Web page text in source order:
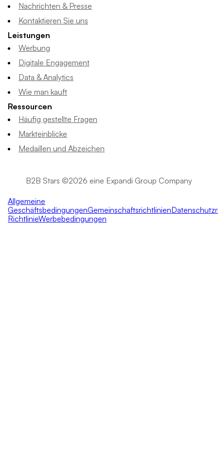
Nachrichten & Presse
Kontaktieren Sie uns
Leistungen
Werbung
Digitale Engagement
Data & Analytics
Wie man kauft
Ressourcen
Häufig gestellte Fragen
Markteinblicke
Medaillen und Abzeichen
B2B Stars ©2026 eine Expandi Group Company
Allgemeine
GeschäftsbedingungenGemeinschaftsrichtlinien
RichtlinieWerbebedingungen